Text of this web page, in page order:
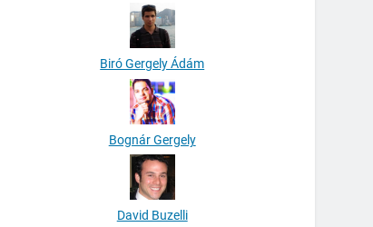
Biró Gergely Ádám
Bognár Gergely
David Buzelli